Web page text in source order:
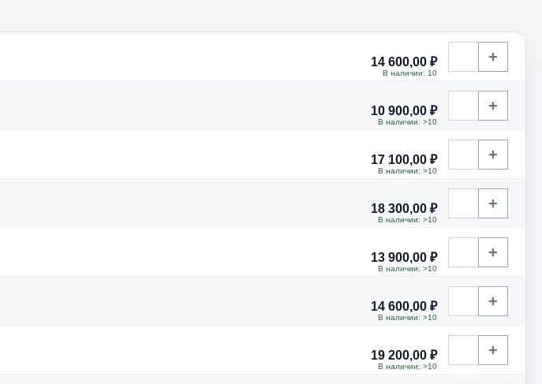
14 600,00 ₽
В наличии: 10
+
10 900,00 ₽
В наличии: >10
+
17 100,00 ₽
В наличии: >10
+
18 300,00 ₽
В наличии: >10
+
13 900,00 ₽
В наличии: >10
+
14 600,00 ₽
В наличии: >10
+
19 200,00 ₽
В наличии: >10
+